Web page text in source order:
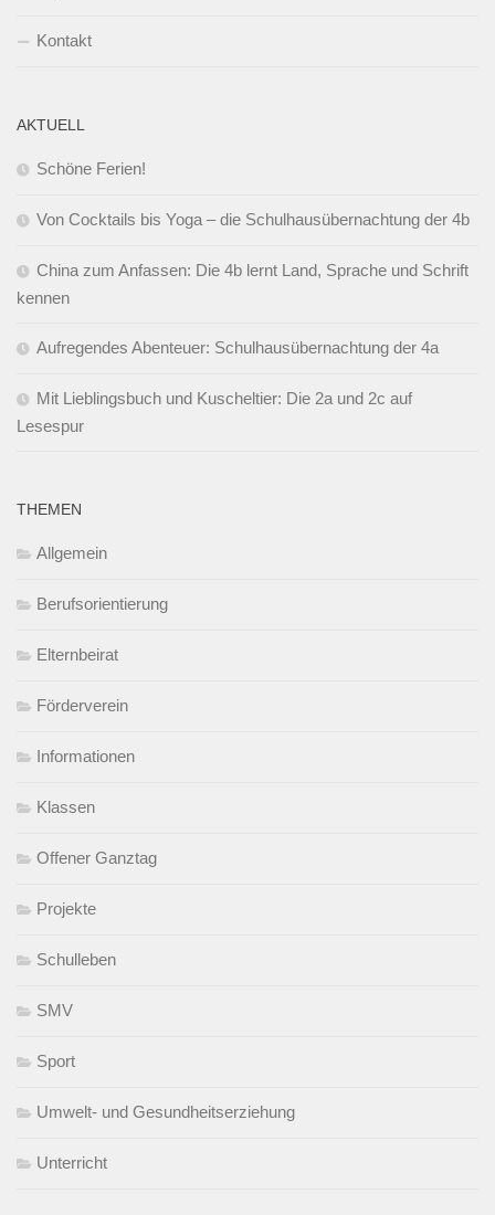
Kontakt
AKTUELL
Schöne Ferien!
Von Cocktails bis Yoga – die Schulhausübernachtung der 4b
China zum Anfassen: Die 4b lernt Land, Sprache und Schrift
kennen
Aufregendes Abenteuer: Schulhausübernachtung der 4a
Mit Lieblingsbuch und Kuscheltier: Die 2a und 2c auf
Lesespur
THEMEN
Allgemein
Berufsorientierung
Elternbeirat
Förderverein
Informationen
Klassen
Offener Ganztag
Projekte
Schulleben
SMV
Sport
Umwelt- und Gesundheitserziehung
Unterricht